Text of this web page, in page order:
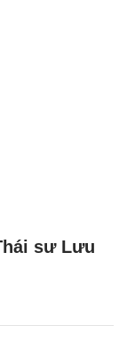
sư Lưu